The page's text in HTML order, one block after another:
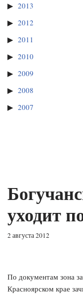
2013
2012
2011
2010
2009
2008
2007
уходит
2 августа 2012
По документам зона
Красноярском крае